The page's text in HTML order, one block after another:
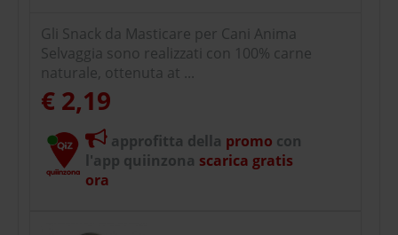
Gli Snack da Masticare per Cani Anima
Selvaggia sono realizzati con 100% carne
naturale, ottenuta at ...
€ 2,19
approfitta della promo con
l'app quiinzona scarica gratis
ora